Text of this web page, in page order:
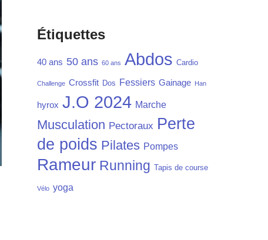
Étiquettes
40 ans 50 ans 60 ans Abdos Cardio
Challenge Crossfit Dos Fessiers Gainage Han
hyrox J.O 2024 Marche
Musculation Pectoraux Perte
de poids Pilates Pompes
Rameur Running Tapis de course
Vélo yoga